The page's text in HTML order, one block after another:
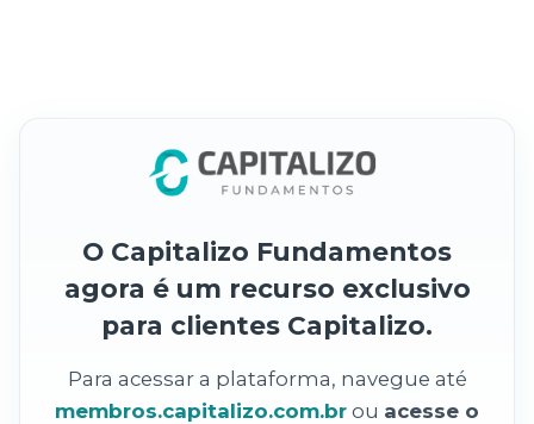
O Capitalizo Fundamentos
agora é um recurso exclusivo
para clientes Capitalizo.
Para acessar a plataforma, navegue até
membros.capitalizo.com.br ou acesse o